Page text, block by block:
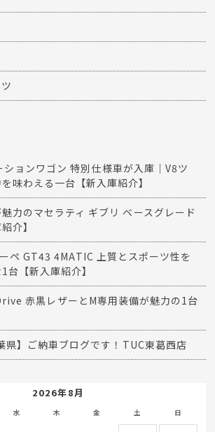
ションワゴン 特別仕様車が入庫｜V8ツ
味わえる一台【新入庫紹介】
力のマセラティ ギブリ ベースグレード
介】
ペ GT43 4MATIC 上質とスポーツ性を
台【新入庫紹介】
赤黒レザーとM専用装備が魅力の1台
県】ご納車ブログです！TUC東葛西店
2026年8月
水 木 金 土 日